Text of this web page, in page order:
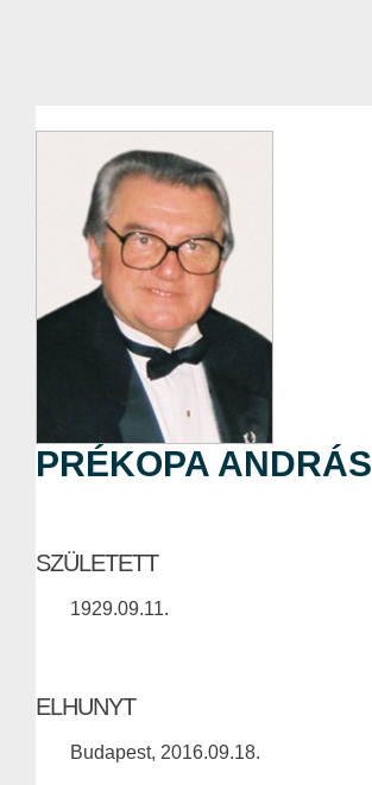
PRÉKOPA ANDRÁS
SZÜLETETT
1929.09.11.
ELHUNYT
Budapest, 2016.09.18.